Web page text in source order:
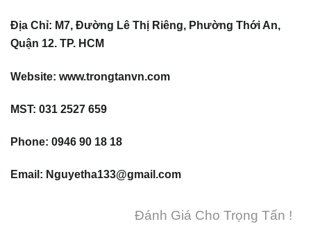
Địa Chỉ: M7, Đường Lê Thị Riêng, Phường Thới An,
Quận 12. TP. HCM
Website: www.trongtanvn.com
MST: 031 2527 659
Phone: 0946 90 18 18
Email: Nguyetha133@gmail.com
Đánh Giá Cho Trọng Tấn !